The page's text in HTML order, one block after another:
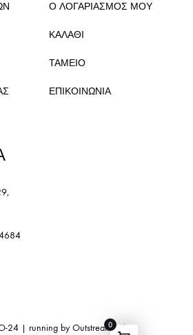
Ο ΛΟΓΑΡΙΑΣΜΟΣ ΜΟΥ
ΚΑΛΑΘΙ
ΤΑΜΕΙΟ
ΕΠΙΚΟΙΝΩΝΙΑ
24| running byOutstream S.A
0